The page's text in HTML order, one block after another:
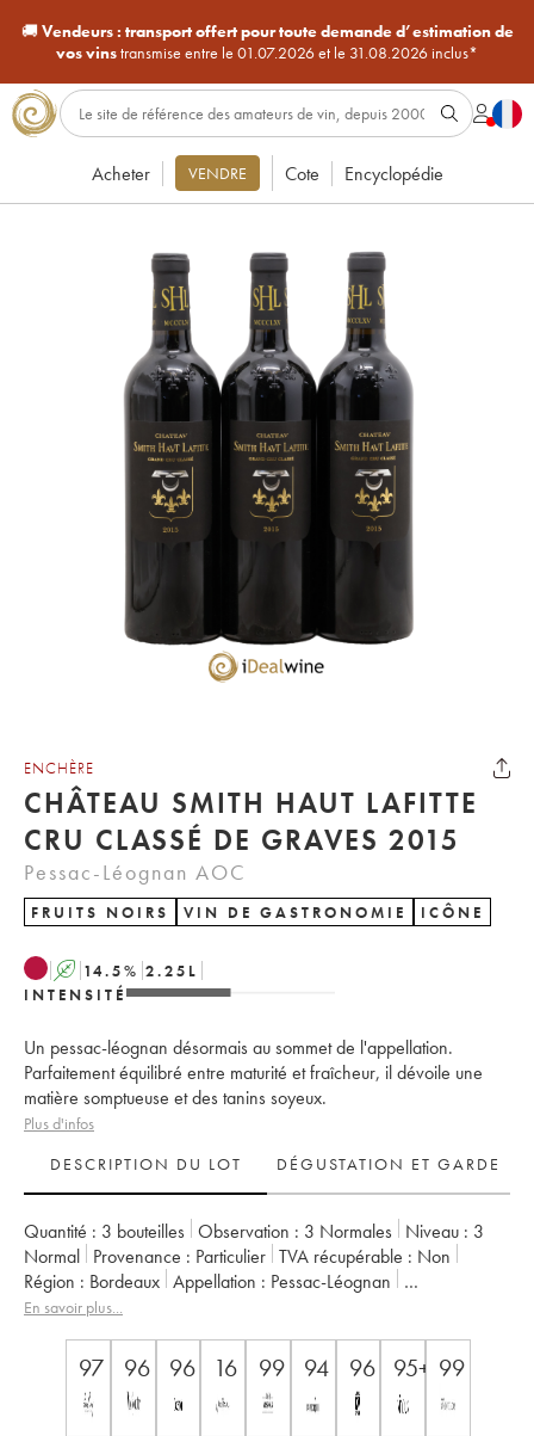
🚚Vendeurs : transport offert pour toute demande d’estimation de
vos vinstransmise entre le 01.07.2026 et le 31.08.2026 inclus*
Acheter VENDRE Cote Encyclopédie
ENCHÈRE
CHÂTEAU SMITH HAUT LAFITTE
CRU CLASSÉ DE GRAVES 2015
Pessac-Léognan AOC
FRUITS NOIRS VIN DE GASTRONOMIE ICÔNE
A 14.5% 2.25 L
INTENSITÉ
Un pessac-léognan désormais au sommet de l'appellation.
Parfaitement équilibré entre maturité et fraîcheur, il dévoile une
matière somptueuse et des tanins soyeux.
Plus d'infos
DESCRIPTION DU LOT
DÉGUSTATION ET GARDE
Quantité : 3 bouteilles Observation : 3 Normales Niveau : 3
Normal
Provenance : particulier TVA récupérable :
non
Région :
Bordeaux Appellation : Pessac-Léognan
Classement :
En savoir plus...
97 96 96 16 99 94 96 95+ 99